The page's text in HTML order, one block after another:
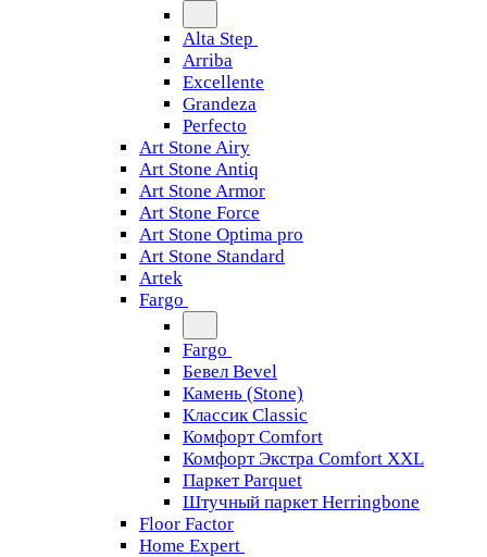
Alta Step
Arriba
Excellente
Grandeza
Perfecto
Art Stone Airy
Art Stone Antiq
Art Stone Armor
Art Stone Force
Art Stone Optima pro
Art Stone Standard
Artek
Fargo
Fargo
Бевел Bevel
Камень (Stone)
Классик Classic
Комфорт Comfort
Комфорт Экстра Comfort XXL
Паркет Parquet
Штучный паркет Herringbone
Floor Factor
Home Expert